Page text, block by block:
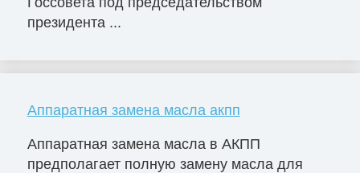
президента ...
Аппаратная замена масла акпп
Аппаратная замена масла в АКПП
предполагает полную замену масла для